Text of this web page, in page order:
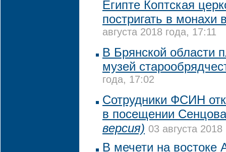
Египте Коптская
постригать в монахи
августа 2018 года, 17:11
В Брянской области
музей
года, 17:02
Сотрудники ФСИН
в посещении
версия) 03 августа
В мечети на востоке